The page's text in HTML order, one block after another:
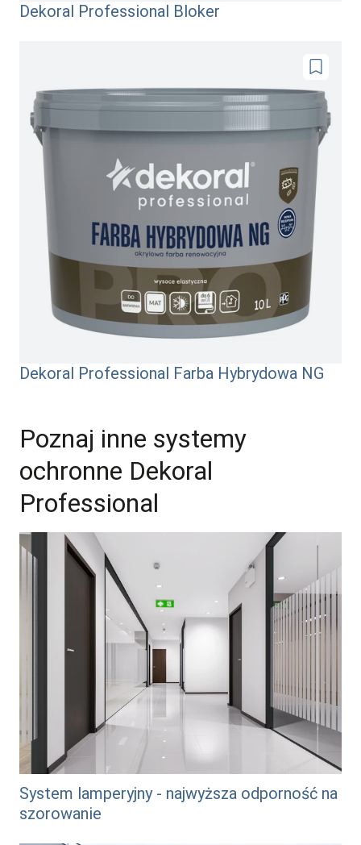
Dekoral Professional Bloker
Dodaj
Dekoral Professional Farba Hybrydowa NG
Poznaj inne systemy
ochronne Dekoral
Professional
System lamperyjny - najwyższa odporność na
szorowanie
/system-lamperyjny-najwyzsza-odpornosc-na-
szorowanie